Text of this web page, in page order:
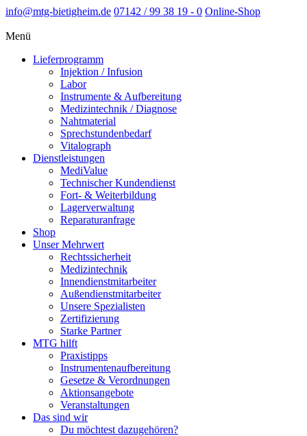
info@mtg-bietigheim.de 07142 / 99 38 19 - 0 Online-Shop
Menü
Lieferprogramm
Injektion / Infusion
Labor
Instrumente & Aufbereitung
Medizintechnik / Diagnose
Nahtmaterial
Sprechstundenbedarf
Vitalograph
Dienstleistungen
MediValue
Technischer Kundendienst
Fort- & Weiterbildung
Lagerverwaltung
Reparaturanfrage
Shop
Unser Mehrwert
Rechtssicherheit
Medizintechnik
Innendienstmitarbeiter
Außendienstmitarbeiter
Unsere Spezialisten
Zertifizierung
Starke Partner
MTG hilft
Praxistipps
Instrumentenaufbereitung
Gesetze & Verordnungen
Aktionsangebote
Veranstaltungen
Das sind wir
Du möchtest dazugehören?